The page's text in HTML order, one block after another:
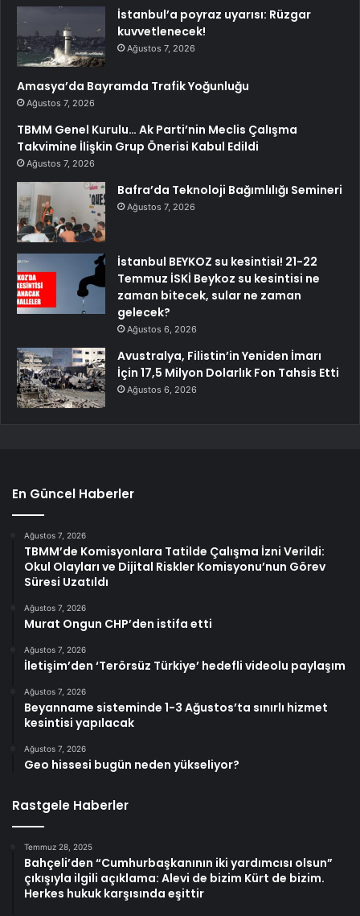
İstanbul’a poyraz uyarısı: Rüzgar
kuvvetlenecek!
Ağustos 7, 2026
Amasya’da Bayramda Trafik Yoğunluğu
Ağustos 7, 2026
TBMM Genel Kurulu… Ak Parti’nin Meclis Çalışma
Takvimine İlişkin Grup Önerisi Kabul Edildi
Ağustos 7, 2026
Bafra’da Teknoloji Bağımlılığı Semineri
Ağustos 7, 2026
İstanbul BEYKOZ su kesintisi! 21-22
Temmuz İSKİ Beykoz su kesintisi ne
zaman bitecek, sular ne zaman
gelecek?
Ağustos 6, 2026
Avustralya, Filistin’in Yeniden İmarı
İçin 17,5 Milyon Dolarlık Fon Tahsis Etti
Ağustos 6, 2026
En Güncel Haberler
Ağustos 7, 2026
TBMM’de Komisyonlara Tatilde Çalışma İzni Verildi:
Okul Olayları ve Dijital Riskler Komisyonu’nun Görev
Süresi Uzatıldı
Ağustos 7, 2026
Murat Ongun CHP’den istifa etti
Ağustos 7, 2026
İletişim’den ‘Terörsüz Türkiye’ hedefli videolu paylaşım
Ağustos 7, 2026
Beyanname sisteminde 1-3 Ağustos’ta sınırlı hizmet
kesintisi yapılacak
Ağustos 7, 2026
Geo hissesi bugün neden yükseliyor?
Rastgele Haberler
Temmuz 28, 2025
Bahçeli’den “Cumhurbaşkanının iki yardımcısı olsun”
çıkışıyla ilgili açıklama: Alevi de bizim Kürt de bizim.
Herkes hukuk karşısında eşittir